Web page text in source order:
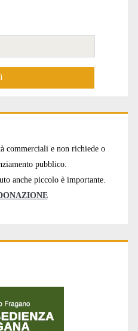
commerciali e non richiede o
pubblico.
anche piccolo è importante.